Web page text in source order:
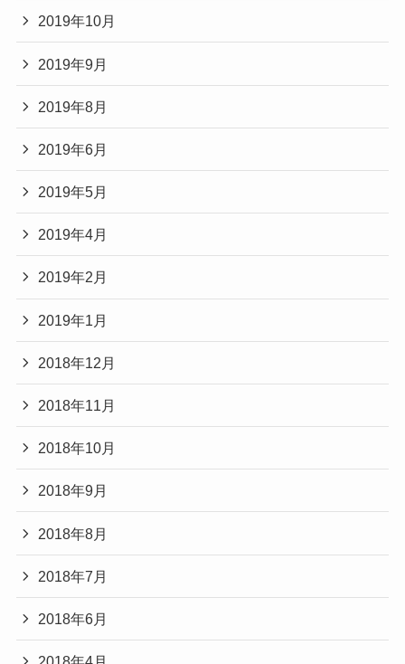
2019年10月
2019年9月
2019年8月
2019年6月
2019年5月
2019年4月
2019年2月
2019年1月
2018年12月
2018年11月
2018年10月
2018年9月
2018年8月
2018年7月
2018年6月